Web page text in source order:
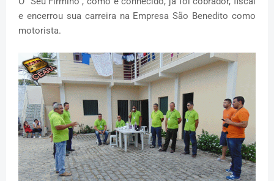
e encerrou sua carreira na Empresa São Benedito como
motorista.